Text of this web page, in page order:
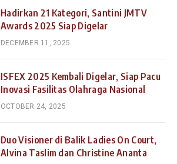
Hadirkan 21 Kategori, Santini JMTV
Awards 2025 Siap Digelar
DECEMBER 11, 2025
ISFEX 2025 Kembali Digelar, Siap Pacu
Inovasi Fasilitas Olahraga Nasional
OCTOBER 24, 2025
Duo Visioner di Balik Ladies On Court,
Alvina Taslim dan Christine Ananta